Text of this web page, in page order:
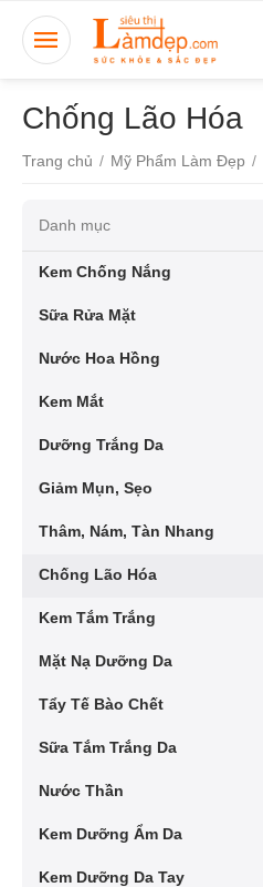
Chống Lão Hóa
Trang chủ / Mỹ Phẩm Làm Đẹp /
Danh mục
Kem Chống Nắng
Sữa Rửa Mặt
Nước Hoa Hồng
Kem Mắt
Dưỡng Trắng Da
Giảm Mụn, Sẹo
Thâm, Nám, Tàn Nhang
Chống Lão Hóa
Kem Tắm Trắng
Mặt Nạ Dưỡng Da
Tẩy Tế Bào Chết
Sữa Tắm Trắng Da
Nước Thần
Kem Dưỡng Ẩm Da
Kem Dưỡng Da Tay